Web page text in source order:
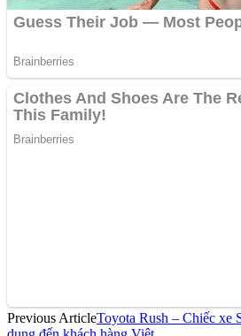
Previous ArticleToyota Rush – Chiếc xe